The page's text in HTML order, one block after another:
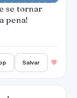
mais
a garra de
um dos
sensação de